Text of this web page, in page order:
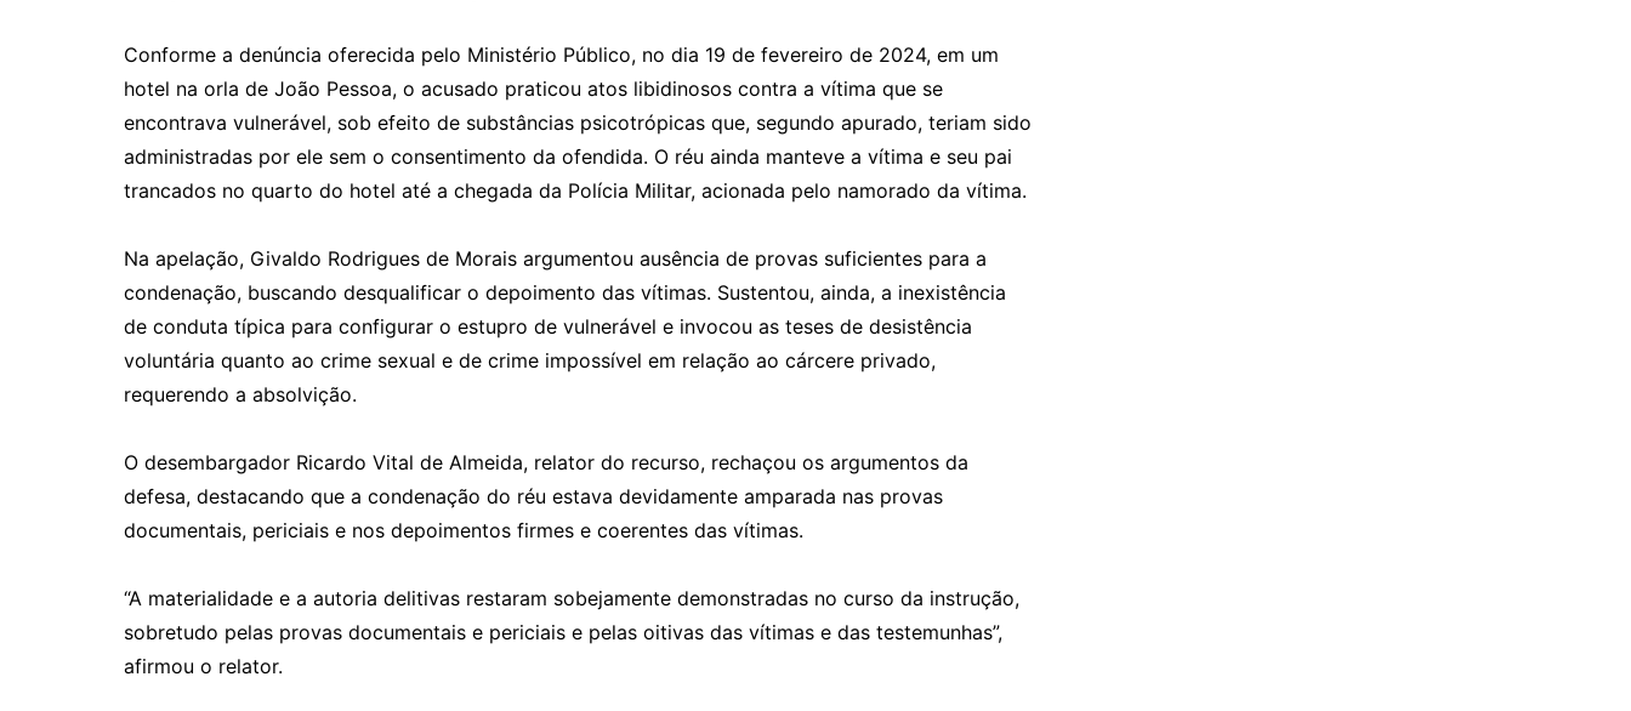
Conforme a denúncia oferecida pelo Ministério Público, no dia 19 de fevereiro de 2024, em um
hotel na orla de João Pessoa, o acusado praticou atos libidinosos contra a vítima que se
encontrava vulnerável, sob efeito de substâncias psicotrópicas que, segundo apurado, teriam sido
administradas por ele sem o consentimento da ofendida. O réu ainda manteve a vítima e seu pai
trancados no quarto do hotel até a chegada da Polícia Militar, acionada pelo namorado da vítima.
Na apelação, Givaldo Rodrigues de Morais argumentou ausência de provas suficientes para a
condenação, buscando desqualificar o depoimento das vítimas. Sustentou, ainda, a inexistência
de conduta típica para configurar o estupro de vulnerável e invocou as teses de desistência
voluntária quanto ao crime sexual e de crime impossível em relação ao cárcere privado,
requerendo a absolvição.
O desembargador Ricardo Vital de Almeida, relator do recurso, rechaçou os argumentos da
defesa, destacando que a condenação do réu estava devidamente amparada nas provas
documentais, periciais e nos depoimentos firmes e coerentes das vítimas.
“A materialidade e a autoria delitivas restaram sobejamente demonstradas no curso da instrução,
sobretudo pelas provas documentais e periciais e pelas oitivas das vítimas e das testemunhas”,
afirmou o relator.